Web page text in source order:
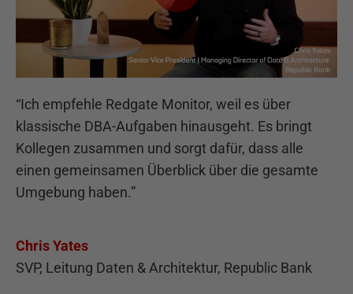
“Ich empfehle Redgate Monitor, weil es über
klassische DBA-Aufgaben hinausgeht. Es bringt
Kollegen zusammen und sorgt dafür, dass alle
einen gemeinsamen Überblick über die gesamte
Umgebung haben.”
Chris Yates
SVP, Leitung Daten & Architektur, Republic Bank